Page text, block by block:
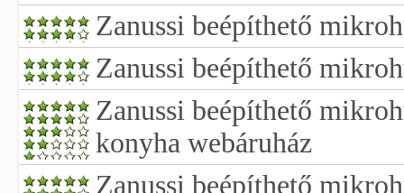
Zanussi beépíthető
Zanussi beépíthető
Zanussi beépíthető
konyha webáruház
Zanussi beépíthető